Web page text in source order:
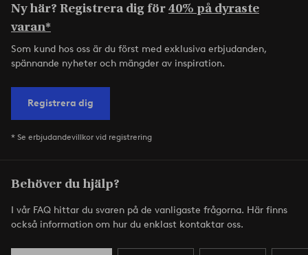
Ny här? Registrera dig för40% på dyraste
varan*
Som kund hos oss är du först med exklusiva erbjudanden,
spännande nyheter och mängder av inspiration.
Registrera dig
* Se erbjudandevillkor vid registrering
Behöver du hjälp?
I vår FAQ hittar du svaren på de vanligaste frågorna. Här finns
också information om hur du enklast kontaktar oss.